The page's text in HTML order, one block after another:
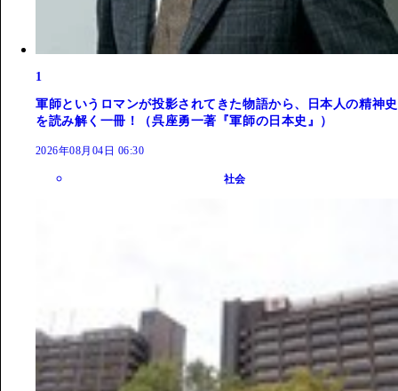
1
軍師というロマンが投影されてきた物語から、日本人の精神史
を読み解く一冊！（呉座勇一著『軍師の日本史』）
2026年08月04日 06:30
社会